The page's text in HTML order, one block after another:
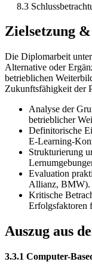
8.3
Zielsetzung
Die Diplomarbeit
Alternative oder
betrieblichen
Zukunftsfähigkeit der
Analyse der
betrieblicher
Definitorische
E-Learning-
Strukturierung
Evaluation
Allianz, BMW).
Kritische
Erfolgsfaktoren
Auszug aus
3.3.1 Computer-